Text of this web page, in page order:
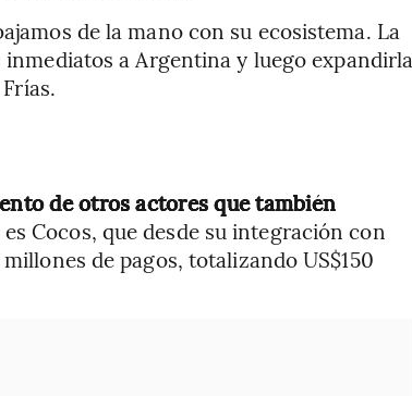
de la mano con su ecosistema. La
a Argentina y luego expandirla
de otros actores que también
Cocos, que desde su integración con
de pagos, totalizando US$150